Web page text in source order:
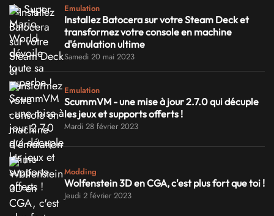
Emulation
Installez Batocera sur votre Steam Deck et
transformez votre console en machine
d'émulation ultime
Samedi 20 mai 2023
Emulation
ScummVM - une mise à jour 2.7.0 qui décuple
les jeux et supports offerts !
Mardi 28 février 2023
Modding
Wolfenstein 3D en CGA, c'est plus fort que toi !
Jeudi 2 février 2023